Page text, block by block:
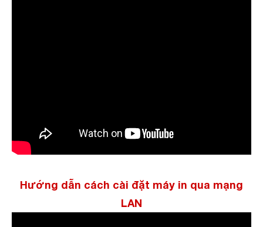
Hướng dẫn cách cài đặt máy in qua mạng
LAN